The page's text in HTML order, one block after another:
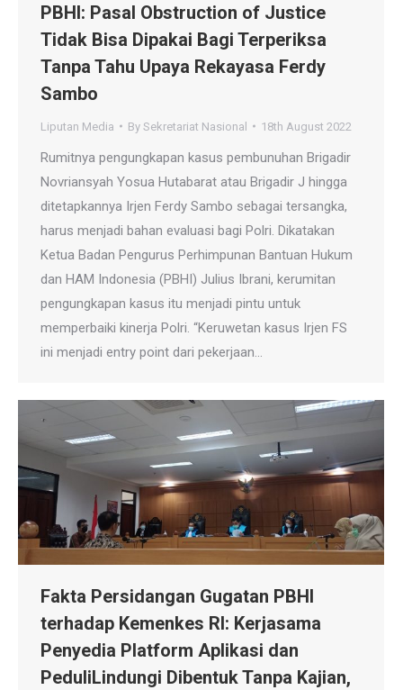
PBHI: Pasal Obstruction of Justice
Tidak Bisa Dipakai Bagi Terperiksa
Tanpa Tahu Upaya Rekayasa Ferdy
Sambo
Liputan Media By Sekretariat Nasional 18th August 2022
Rumitnya pengungkapan kasus pembunuhan Brigadir
Novriansyah Yosua Hutabarat atau Brigadir J hingga
ditetapkannya Irjen Ferdy Sambo sebagai tersangka,
harus menjadi bahan evaluasi bagi Polri. Dikatakan
Ketua Badan Pengurus Perhimpunan Bantuan Hukum
dan HAM Indonesia (PBHI) Julius Ibrani, kerumitan
pengungkapan kasus itu menjadi pintu untuk
memperbaiki kinerja Polri. “Keruwetan kasus Irjen FS
ini menjadi entry point dari pekerjaan…
Fakta Persidangan Gugatan PBHI
terhadap Kemenkes RI: Kerjasama
Penyedia Platform Aplikasi dan
PeduliLindungi Dibentuk Tanpa Kajian,